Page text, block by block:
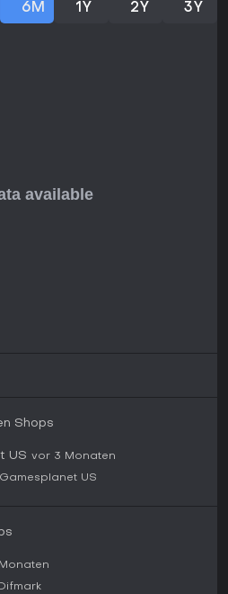
6M 1Y 2Y 3Y
Shops
US vor 3 Monaten
Gamesplanet US
Difmark